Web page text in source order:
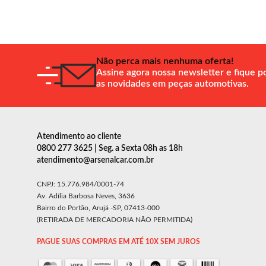
Não perca mais nenhuma oferta!
Assine agora nossa newsletter e fique
as novidades em peças automotivas.
Atendimento ao cliente
0800 277 3625 | Seg. a Sexta 08h as 18h
atendimento@arsenalcar.com.br
CNPJ: 15.776.984/0001-74
Av. Adília Barbosa Neves, 3636
Bairro do Portão, Arujá -SP, 07413-000
(RETIRADA DE MERCADORIA NÃO PERMITIDA)
PAGUE SUAS COMPRAS EM ATÉ 10X SEM JUROS